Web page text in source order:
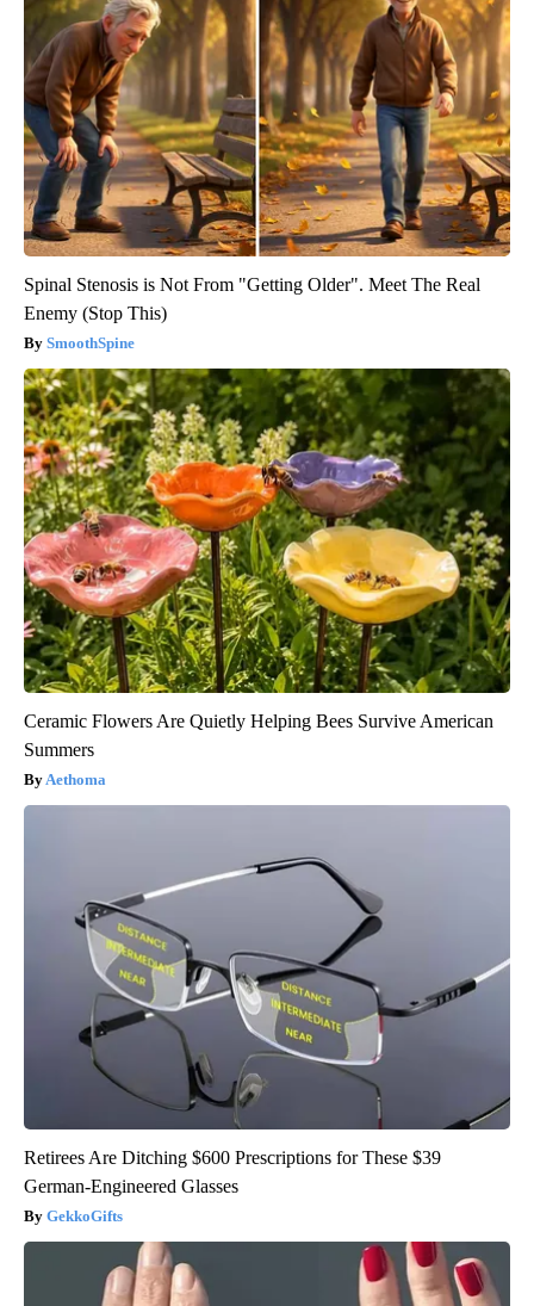
Spinal Stenosis is Not From "Getting Older". Meet The Real
Enemy (Stop This)
SmoothSpine
Ceramic Flowers Are Quietly Helping Bees Survive American
Summers
Aethoma
Retirees Are Ditching $600 Prescriptions for These $39
German-Engineered Glasses
GekkoGifts